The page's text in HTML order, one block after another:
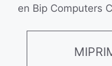
en Bip Computers